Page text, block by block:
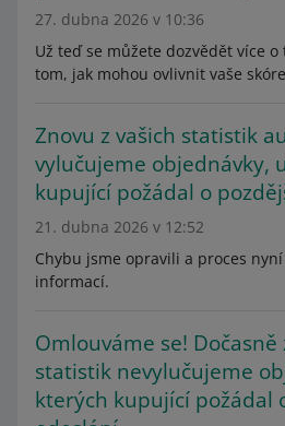
27. dubna 2026 v 10:36
Už teď se můžete dozvědět více
tom, jak mohou ovlivnit vaše
Znovu z vašich statistik
vylučujeme objednávky,
kupující požádal o
21. dubna 2026 v 12:52
Chybu jsme opravili a proces
informací.
Omlouváme se! Dočasně
statistik nevylučujeme
kterých kupující požádal